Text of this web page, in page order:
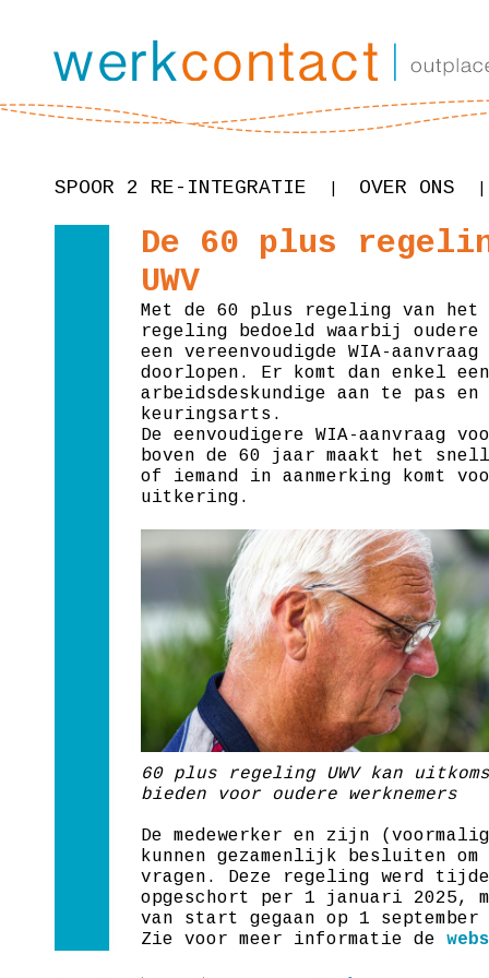
SPOOR 2 RE-INTEGRATIE OVER ONS
De 60 plus
UWV
Met de 60 plus regeling van het
regeling bedoeld waarbij oudere
een vereenvoudigde WIA-aanvraag
doorlopen. Er komt dan enkel een
arbeidsdeskundige aan te pas en
keuringsarts.
De eenvoudigere WIA-aanvraag
boven de 60 jaar maakt het
of iemand in aanmerking komt
uitkering.
60 plus regeling UWV kan
bieden voor oudere werknemers
De medewerker en zijn
kunnen gezamenlijk besluiten
vragen. Deze regeling werd
opgeschort per 1 januari 2025,
van start gegaan op 1 september
Zie voor meer informatie de